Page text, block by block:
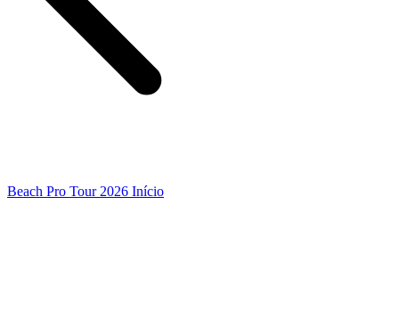
Beach Pro Tour 2026 Início